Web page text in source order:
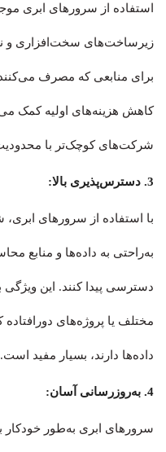
استفاده از سرورهای ابری
زیرساخت‌های سخت‌افزاری و
برای منابعی که مصرف
کاهش هزینه‌های اولیه کمک
شرکت‌های کوچک‌تر با
3. دسترس‌پذیری بالا:
با استفاده از سرورهای
به‌راحتی به داده‌ها و منابع
دسترسی پیدا کنند. این
مختلف یا پروژه‌های
داده‌ها دارند، بسیار مفید است.
4. به‌روزرسانی آسان:
سرورهای ابری به‌طور خودکار